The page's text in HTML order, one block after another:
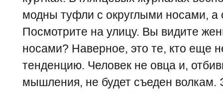
модны туфли с округлыми носами, а
Посмотрите на улицу. Вы видите
носами? Наверное, это те, кто еще
тенденцию. Человек не овца и,
мышления, не будет съеден волкам.